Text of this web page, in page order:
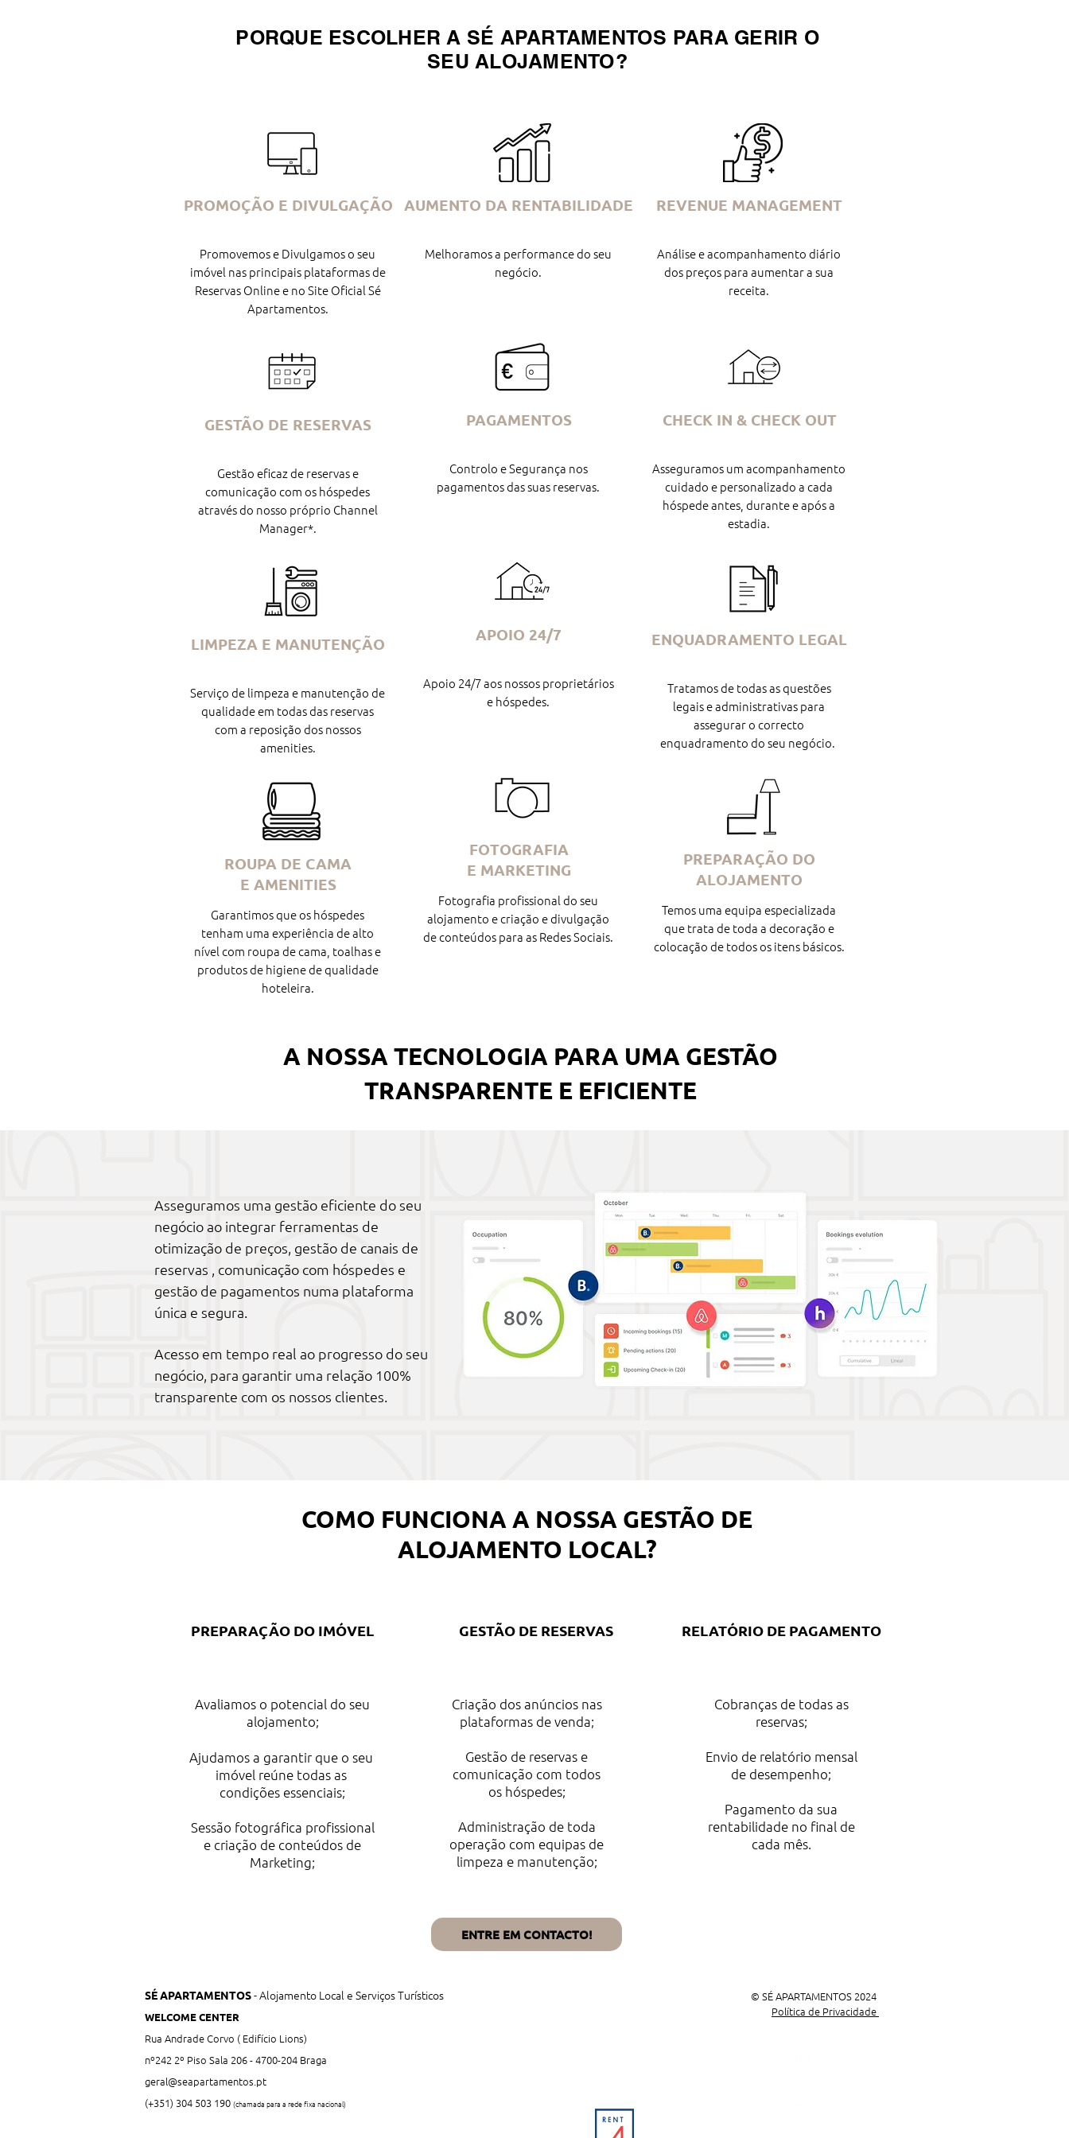
PORQUE ESCOLHER A SÉ APARTAMENTOS PARA GERIR O
SEU ALOJAMENTO?
PROMOÇÃO E DIVULGAÇÃO
Promovemos e Divulgamos o seu
imóvel nas principais plataformas de
Reservas Online e no Site Oficial Sé
Apartamentos.
GESTÃO DE RESERVAS
Gestão eficaz de reservas e
comunicação com os hóspedes
através do nosso próprio Channel
Manager*.
LIMPEZA E MANUTENÇÃO
Serviço de limpeza e manutenção de
qualidade em todas das reservas
com a reposição dos nossos
amenities.
ROUPA DE CAMA
E AMENITIES
Garantimos que os hóspedes
tenham uma experiência de alto
nível com roupa de cama, toalhas e
produtos de higiene de qualidade
hoteleira.
AUMENTO DA RENTABILIDADE
Melhoramos a performance do seu
negócio.
PAGAMENTOS
Controlo e Segurança nos
pagamentos das suas reservas.
APOIO 24/7
Apoio 24/7 aos nossos proprietários
e hóspedes.
FOTOGRAFIA
E MARKETING
Fotografia profissional do seu
alojamento e criação e divulgação
de conteúdos para as Redes Sociais.
REVENUE MANAGEMENT
Análise e acompanhamento diário
dos preços para aumentar a sua
receita.
CHECK IN & CHECK OUT
Asseguramos um acompanhamento
cuidado e personalizado a cada
hóspede antes, durante e após a
estadia.
ENQUADRAMENTO LEGAL
Tratamos de todas as questões
legais e administrativas para
assegurar o correcto
enquadramento do seu negócio.
PREPARAÇÃO DO
ALOJAMENTO
Temos uma equipa especializada
que trata de toda a decoração e
colocação de todos os itens básicos.
A NOSSA TECNOLOGIA PARA UMA GESTÃO
TRANSPARENTE E EFICIENTE
Asseguramos uma gestão eficiente do seu
negócio ao integrar ferramentas de
otimização de preços, gestão de canais de
reservas , comunicação com hóspedes e
gestão de pagamentos numa plataforma
única e segura.
Acesso em tempo real ao progresso do seu
negócio, para garantir uma relação 100%
transparente com os nossos clientes.
COMO FUNCIONA A NOSSA GESTÃO DE
ALOJAMENTO LOCAL?
Avaliamos o potencial do seu
alojamento;
Ajudamos a garantir que o seu
imóvel reúne todas as
condições essenciais;
Sessão fotográfica profissional
e criação de conteúdos de
Marketing;
Criação dos anúncios nas
plataformas de venda;
Gestão de reservas e
comunicação com todos
os hóspedes;
Administração de toda
operação com equipas de
limpeza e manutenção;
Cobranças de todas as
reservas;
Envio de relatório mensal
de desempenho;
Pagamento da sua
rentabilidade no final de
cada mês.
PREPARAÇÃO DO IMÓVEL GESTÃO DE RESERVAS RELATÓRIO DE PAGAMENTO
ENTRE EM CONTACTO!
SÉ APARTAMENTOS- Alojamento Local e Serviços Turísticos
WELCOME CENTER
Rua Andrade Corvo ( Edifício Lions)
nº242 2º Piso Sala 206 - 4700-204 Braga
geral@seapartamentos.pt
(+351) 304 503 190 (chamada para a rede fixa nacional)
© SÉ APARTAMENTOS 2024
Política de Privacidade